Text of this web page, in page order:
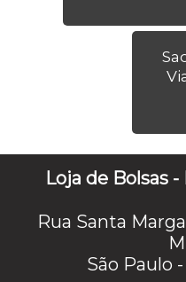
Loja de Bolsas
Rua Santa
São Paulo